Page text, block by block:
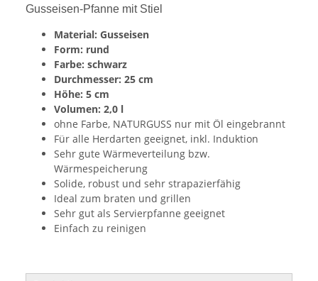
Gusseisen-Pfanne mit Stiel
Material: Gusseisen
Form: rund
Farbe: schwarz
Durchmesser: 25 cm
Höhe: 5 cm
Volumen: 2,0 l
ohne Farbe, NATURGUSS nur mit Öl eingebrannt
Für alle Herdarten geeignet, inkl. Induktion
Sehr gute Wärmeverteilung bzw.
Wärmespeicherung
Solide, robust und sehr strapazierfähig
Ideal zum braten und grillen
Sehr gut als Servierpfanne geeignet
Einfach zu reinigen